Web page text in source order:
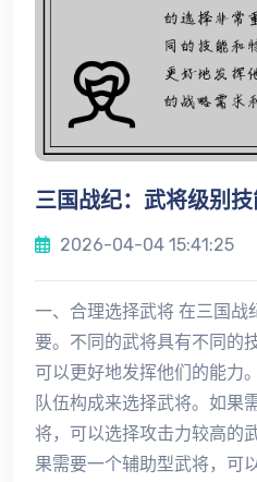
三国战纪：武将级别
2026-04-04 15:41:25
一、合理选择武将 在三国战
要。不同的武将具有不同的
可以更好地发挥他们的能力
队伍构成来选择武将。如果
将，可以选择攻击力较高的
果需要一个辅助型武将，可